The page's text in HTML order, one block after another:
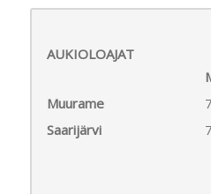
AUKIOLOAJAT
Muurame
Saarijärvi